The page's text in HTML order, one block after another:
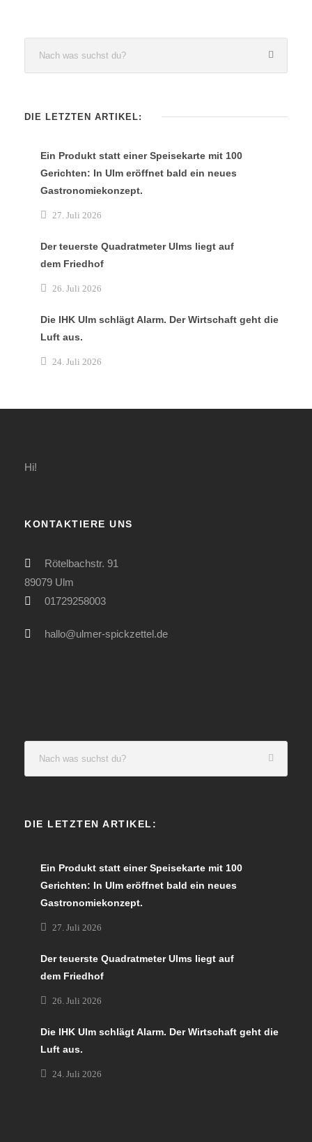
DIE LETZTEN ARTIKEL:
Ein Produkt statt einer Speisekarte mit 100
Gerichten: In Ulm eröffnet bald ein neues
Gastronomiekonzept.
27. Juli 2026
Der teuerste Quadratmeter Ulms liegt auf
dem Friedhof
26. Juli 2026
Die IHK Ulm schlägt Alarm. Der Wirtschaft geht die
Luft aus.
24. Juli 2026
Hi!
KONTAKTIERE UNS
Rötelbachstr. 91
89079 Ulm
01729258003
hallo@ulmer-spickzettel.de
DIE LETZTEN ARTIKEL:
Ein Produkt statt einer Speisekarte mit 100
Gerichten: In Ulm eröffnet bald ein neues
Gastronomiekonzept.
27. Juli 2026
Der teuerste Quadratmeter Ulms liegt auf
dem Friedhof
26. Juli 2026
Die IHK Ulm schlägt Alarm. Der Wirtschaft geht die
Luft aus.
24. Juli 2026